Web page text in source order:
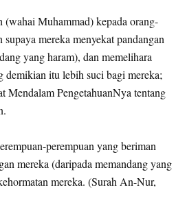
Muhammad) kepada orang-
mereka menyekat pandangan
yang haram), dan memelihara
demikian itu lebih suci bagi mereka;
Mendalam PengetahuanNya tentang
perempuan yang beriman
mereka (daripada memandang yang
mereka. (Surah An-Nur,